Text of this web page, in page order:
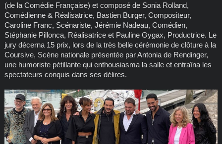
(de la Comédie Française) et composé de Sonia Rolland,
Comédienne & Réalisatrice, Bastien Burger, Compositeur,
Caroline Franc, Scénariste, Jérémie Nadeau, Comédien,
Stéphanie Pillonca, Réalisatrice et Pauline Gygax, Productrice. Le
jury décerna 15 prix, lors de la très belle cérémonie de clôture à la
Coursive, Scène nationale présentée par Antonia de Rendinger,
une humoriste pétillante qui enthousiasma la salle et entraîna les
spectateurs conquis dans ses délires.